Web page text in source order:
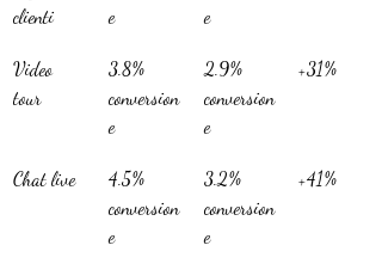
clienti
e
e
Video
tour
3.8%
conversion
e
2.9%
conversion
e
+31%
Chat live
4.5%
conversion
e
3.2%
conversion
e
+41%